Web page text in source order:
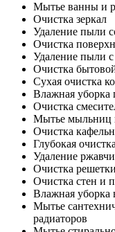
Мытье ванны и
Очистка зеркал
Удаление пыли
Очистка
Удаление пыли
Очистка
Сухая очистка
Влажная уборка
Очистка
Мытье мыльниц
Очистка
Глубокая
Удаление
Очистка
Очистка стен и
Влажная уборка
Мытье
радиаторов